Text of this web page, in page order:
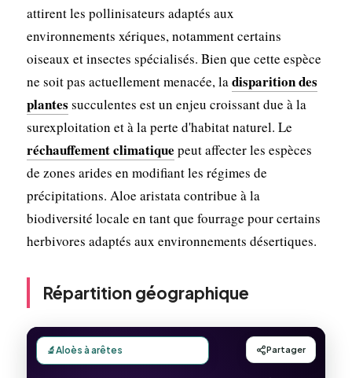
attirent les pollinisateurs adaptés aux
environnements xériques, notamment certains
oiseaux et insectes spécialisés. Bien que cette espèce
ne soit pas actuellement menacée, ladisparition des
plantes succulentes est un enjeu croissant due à la
surexploitation et à la perte d'habitat naturel. Le
réchauffement climatique peut affecter les espèces
de zones arides en modifiant les régimes de
précipitations. Aloe aristata contribue à la
biodiversité locale en tant que fourrage pour certains
herbivores adaptés aux environnements désertiques.
Répartition géographique